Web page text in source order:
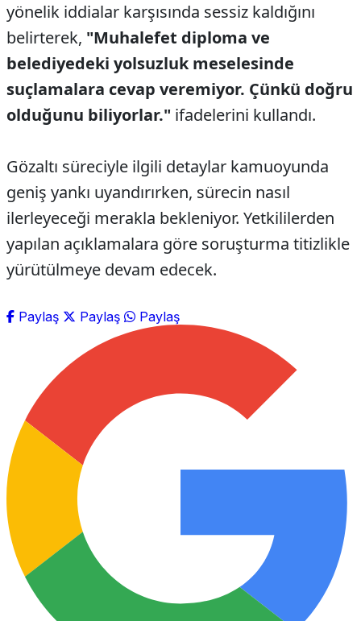
yönelik iddialar karşısında sessiz kaldığını
belirterek, "Muhalefet diploma ve
belediyedeki yolsuzluk meselesinde
suçlamalara cevap veremiyor. Çünkü doğru
olduğunu biliyorlar." ifadelerini kullandı.
Gözaltı süreciyle ilgili detaylar kamuoyunda
geniş yankı uyandırırken, sürecin nasıl
ilerleyeceği merakla bekleniyor. Yetkililerden
yapılan açıklamalara göre soruşturma titizlikle
yürütülmeye devam edecek.
Paylaş Paylaş Paylaş